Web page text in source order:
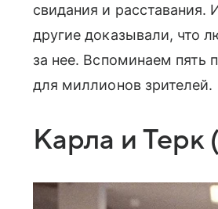
свидания и расставания.
другие доказывали, что
за нее. Вспоминаем пять
для миллионов зрителей.
Карла и Терк